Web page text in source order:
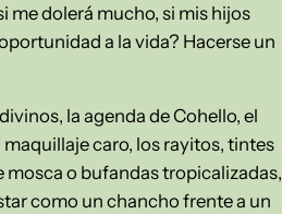
me dolerá mucho, si mis hijos
a la vida? Hacerse un
la agenda de Cohello, el
caro, los rayitos, tintes
mosca o bufandas tropicalizadas,
como un chancho frente a un